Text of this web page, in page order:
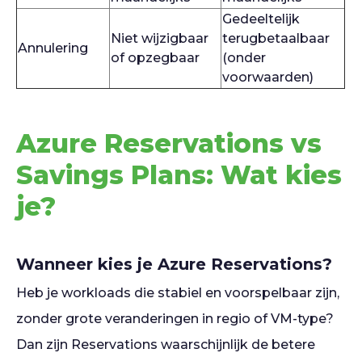
Annulering
Niet wijzigbaar
of opzegbaar
Gedeeltelijk
terugbetaalbaar
(onder
voorwaarden)
Azure Reservations vs
Savings Plans: Wat kies
je?
Wanneer kies je Azure Reservations?
Heb je workloads die stabiel en voorspelbaar zijn,
zonder grote veranderingen in regio of VM-type?
Dan zijn Reservations waarschijnlijk de betere